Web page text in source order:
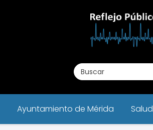
Ayuntamiento de Mérida Salud